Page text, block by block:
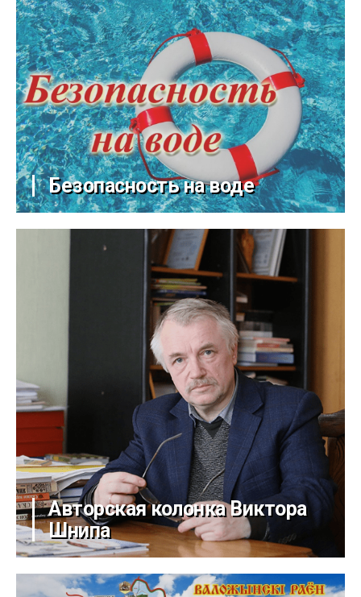
Безопасность на воде
Авторская колонка Виктора
Шнипа